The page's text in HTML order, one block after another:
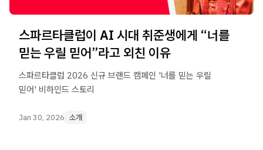
스파르타클럽이 AI 시대 취준생에게 “너를
믿는 우릴 믿어”라고 외친 이유
스파르타클럽 2026 신규 브랜드 캠페인 '너를 믿는 우릴
믿어' 비하인드 스토리
Jan 30, 2026 소개